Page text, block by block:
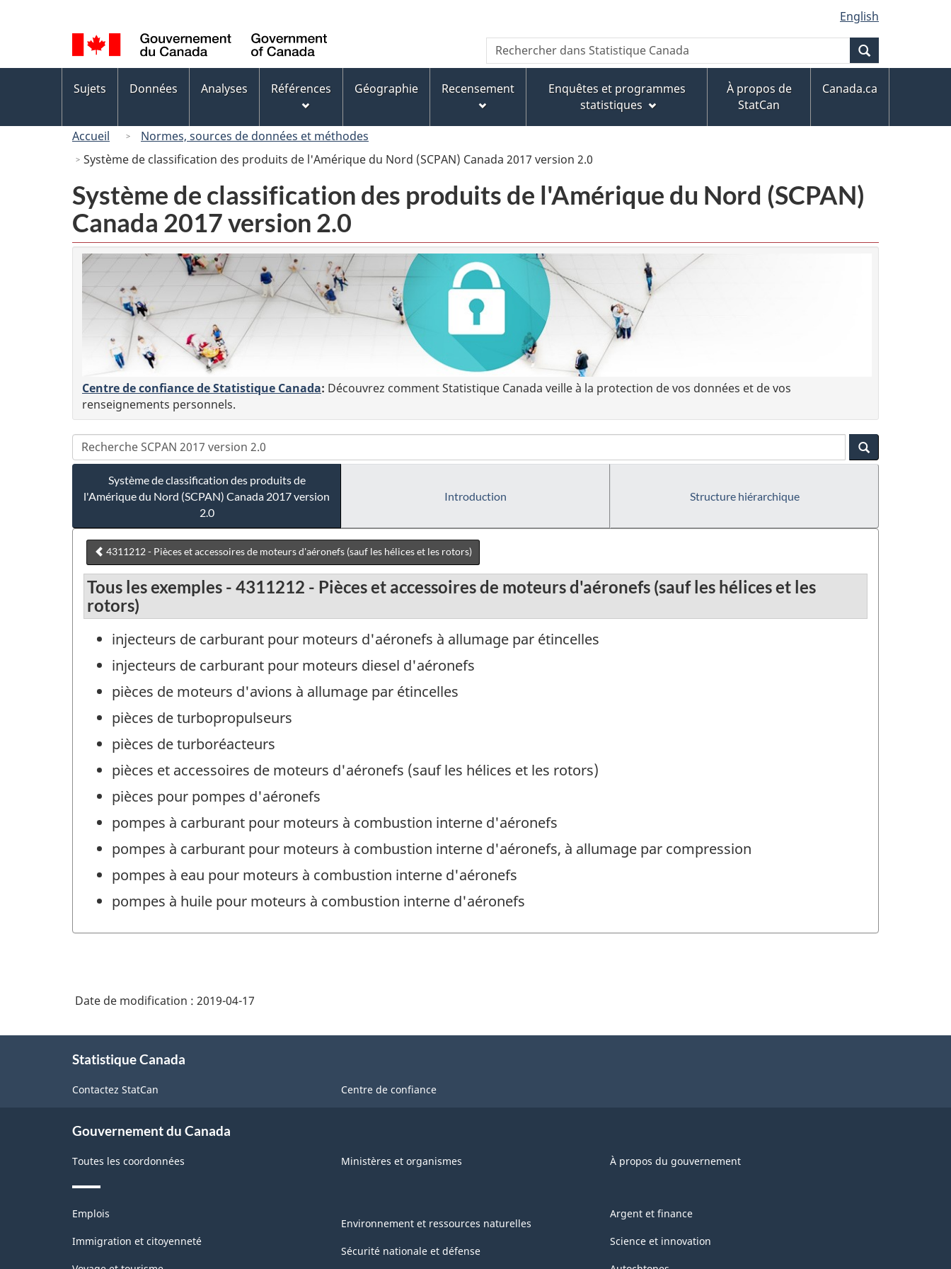
au
contenu
principal
« À
propos
de
ce
version
HTML
simplifiée
de
la
langue
English
Canada
Recherche
Rechercher
dans
Canada
des
Sujets Données Analyses Références Géographie Recensement
Enquêtes et programmes
statistiques
À propos de
StatCan
Canada.ca
Accueil
Normes, sources de données et méthodes
Système de classification des produits de l'Amérique du Nord (SCPAN) Canada 2017 version 2.0
Système de classification des produits de l'Amérique du Nord (SCPAN)
Canada 2017 version 2.0
Centre de confiance de Statistique Canada: Découvrez comment Statistique Canada veille à la protection de vos données et de vos
renseignements personnels.
Système de classification des produits de
l'Amérique du Nord (SCPAN) Canada 2017 version
2.0
Introduction Structure hiérarchique
4311212 - Pièces et accessoires de moteurs d'aéronefs (sauf les hélices et les rotors)
Tous les exemples - 4311212 - Pièces et accessoires de moteurs d'aéronefs (sauf les hélices et les
rotors)
injecteurs de carburant pour moteurs d'aéronefs à allumage par étincelles
injecteurs de carburant pour moteurs diesel d'aéronefs
pièces de moteurs d'avions à allumage par étincelles
pièces de turbopropulseurs
pièces de turboréacteurs
pièces et accessoires de moteurs d'aéronefs (sauf les hélices et les rotors)
pièces pour pompes d'aéronefs
pompes à carburant pour moteurs à combustion interne d'aéronefs
pompes à carburant pour moteurs à combustion interne d'aéronefs, à allumage par compression
pompes à eau pour moteurs à combustion interne d'aéronefs
pompes à huile pour moteurs à combustion interne d'aéronefs
Date de modification : 2019-04-17
Statistique Canada
Contactez StatCan Centre de confiance
Gouvernement du Canada
Toutes les coordonnées Ministères et organismes À propos du gouvernement
Thèmes
sujets
Emplois
Immigration et citoyenneté
Environnement et ressources naturelles
Sécurité nationale et défense
Argent et finance
Science et innovation